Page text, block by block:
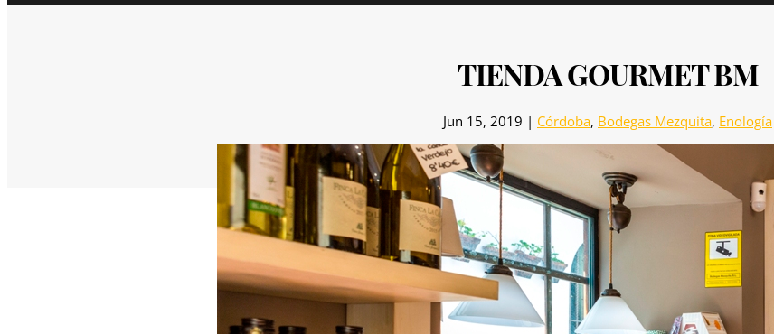
TIENDA GOURMET BM
Jun 15, 2019 | Córdoba, Bodegas Mezquita, Enología